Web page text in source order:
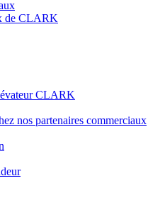
de CLARK
CLARK
nos partenaires commerciaux